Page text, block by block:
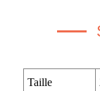
Taille